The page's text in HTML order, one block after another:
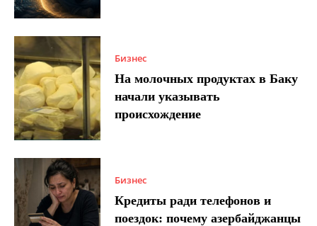
Бизнес
На молочных продуктах в Баку
начали указывать
происхождение
Бизнес
Кредиты ради телефонов и
поездок: почему азербайджанцы